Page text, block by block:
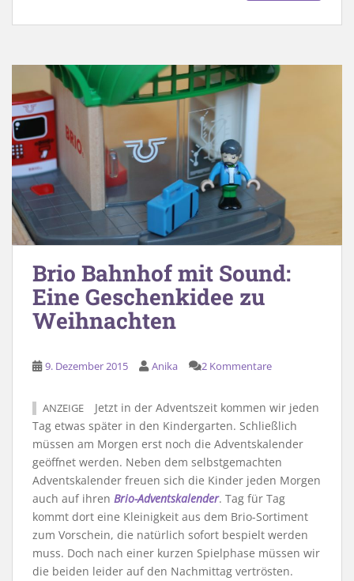
Brio Bahnhof mit Sound:
Eine Geschenkidee zu
Weihnachten
9. Dezember 2015 Anika 2 Kommentare
ANZEIGE
Jetzt in der Adventszeit kommen wir jeden
Tag etwas später in den Kindergarten. Schließlich
müssen am Morgen erst noch die Adventskalender
geöffnet werden. Neben dem selbstgemachten
Adventskalender freuen sich die Kinder jeden Morgen
auch auf ihren Brio-Adventskalender. Tag für Tag
kommt dort eine Kleinigkeit aus dem Brio-Sortiment
zum Vorschein, die natürlich sofort bespielt werden
muss. Doch nach einer kurzen Spielphase müssen wir
die beiden leider auf den Nachmittag vertrösten.